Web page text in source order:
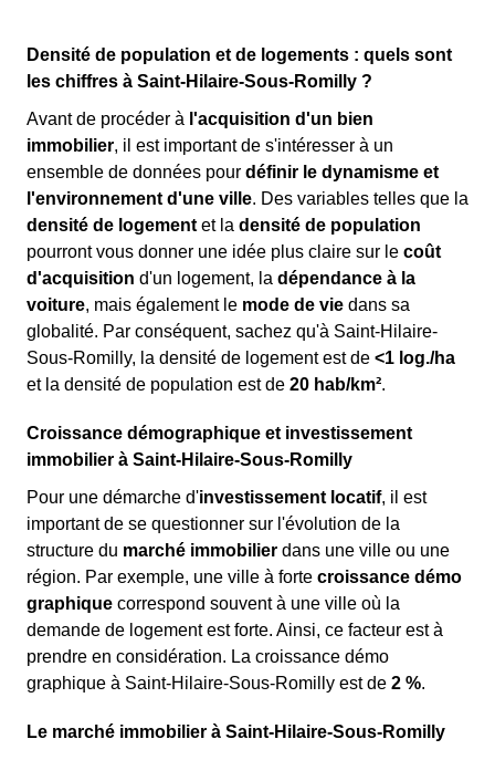
Densité de population et de logements : quels sont
les chiffres à Saint-Hilaire-Sous-Romilly ?
Avant de procéder à l'acquisition d'un bien
immobilier, il est important de s'intéresser à un
ensemble de données pour définir le dynamisme et
l'environnement d'une ville. Des variables telles que la
densité de logement et la densité de population
pourront vous donner une idée plus claire sur le coût
d'acquisition d'un logement, la dépendance à la
voiture, mais également le mode de vie dans sa
globalité. Par conséquent, sachez qu'à Saint-Hilaire-
Sous-Romilly, la densité de logement est de <1 log./ha
et la densité de population est de 20 hab/km².
Croissance démographique et investissement
immobilier à Saint-Hilaire-Sous-Romilly
Pour une démarche d'investissement locatif, il est
important de se questionner sur l'évolution de la
structure du marché immobilier dans une ville ou une
région. Par exemple, une ville à forte croissance démo
graphique correspond souvent à une ville où la
demande de logement est forte. Ainsi, ce facteur est à
prendre en considération. La croissance démo
graphique à Saint-Hilaire-Sous-Romilly est de 2 %.
Le marché immobilier à Saint-Hilaire-Sous-Romilly